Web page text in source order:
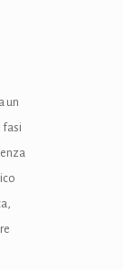
un
fasi